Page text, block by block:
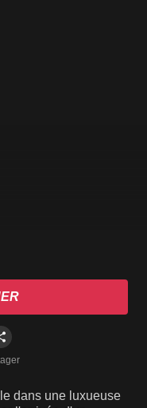
dans une luxueuse